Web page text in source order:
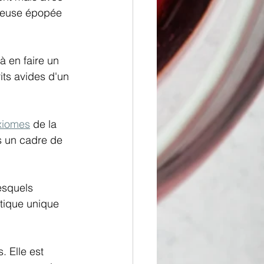
épopée
en faire un
avides d'un
de la
un cadre de
unique
Elle est